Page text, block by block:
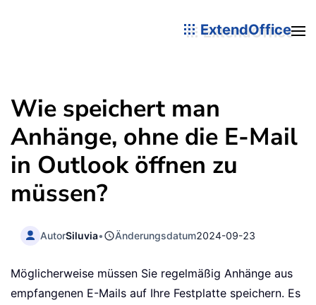
ExtendOffice
Wie speichert man
Anhänge, ohne die E-Mail
in Outlook öffnen zu
müssen?
AutorSiluvia• Änderungsdatum2024-09-23
Möglicherweise müssen Sie regelmäßig Anhänge aus
empfangenen E-Mails auf Ihre Festplatte speichern. Es